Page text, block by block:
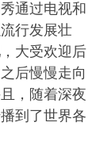
通过电视和
行发展壮
大受欢迎后
后慢慢走向
，随着深夜
到了世界各